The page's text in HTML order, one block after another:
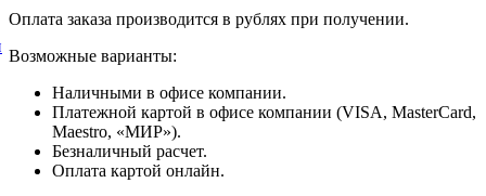
Оплата заказа производится в рублях при получении.
Возможные варианты:
Наличными в офисе компании.
Платежной картой в офисе компании (VISA, MasterCard,
Maestro, «МИР»).
Безналичный расчет.
Оплата картой онлайн.